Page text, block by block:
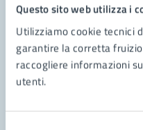
Questo sito web utilizza i
Utilizziamo cookie tecnici
garantire la corretta
raccogliere informazioni
utenti.
Richiedi assistenza
Prenota
Problemi in città